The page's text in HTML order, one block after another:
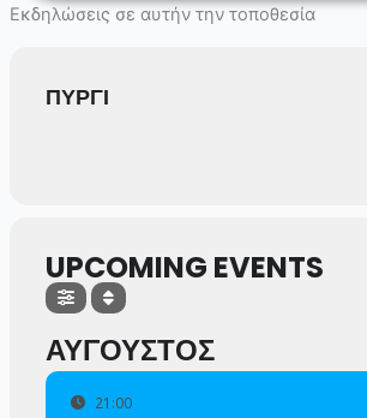
Skip
Εκδηλώσεις σε αυτήν την τοποθεσία
ΠΥΡΓΙ
UPCOMING EVENTS
ΑΥΓΟΥΣΤΟΣ
21:00